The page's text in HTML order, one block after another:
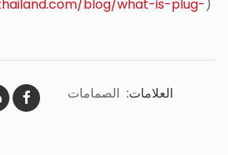
(
blog/what-is-plug-
العلامات: الصمامات